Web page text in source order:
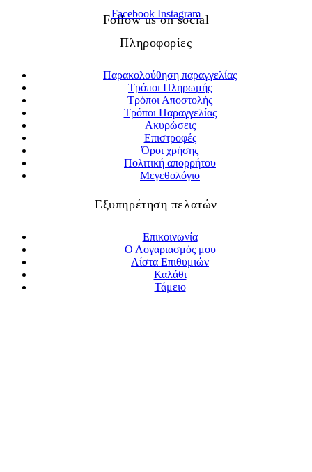
Follow us on social
Facebook Instagram
Πληροφορίες
Παρακολούθηση παραγγελίας
Τρόποι Πληρωμής
Τρόποι Αποστολής
Τρόποι Παραγγελίας
Ακυρώσεις
Επιστροφές
Όροι χρήσης
Πολιτική απορρήτου
Μεγεθολόγιο
Εξυπηρέτηση πελατών
Επικοινωνία
Ο Λογαριασμός μου
Λίστα Επιθυμιών
Καλάθι
Τάμειο